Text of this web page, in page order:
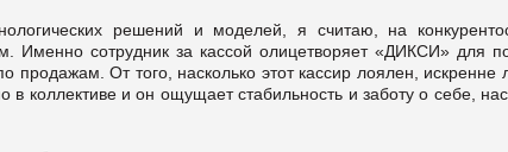
решений и моделей, я считаю, на
Именно сотрудник за кассой олицетворяет «ДИКСИ» для
продажам. От того, насколько этот кассир лоялен, искренне
в коллективе и он ощущает стабильность и заботу о себе,